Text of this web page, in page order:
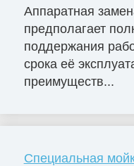
Аппаратная
предполагает
поддержания
срока её
преимуществ...
Специальная